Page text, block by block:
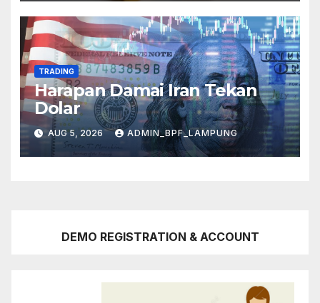
TRADING
Harapan Damai Iran Tekan
Dolar
AUG 5, 2026 ADMIN_BPF_LAMPUNG
DEMO REGISTRATION & ACCOUNT